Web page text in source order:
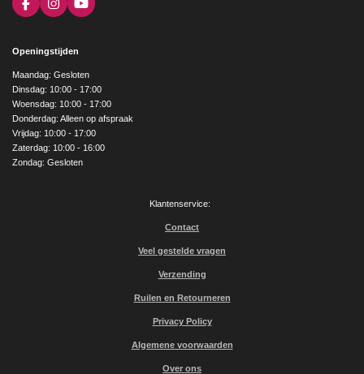
F
a
b
o
k
I
n
a
g
r
a
m
Y
o
e
Openingstijden
Maandag: Gesloten
Dinsdag: 10:00 - 17:00
Woensdag: 10:00 - 17:00
Donderdag: Alleen op afspraak
Vrijdag: 10:00 - 17:00
Zaterdag: 10:00 - 16:00
Zondag: Gesloten
Klantenservice:
Contact
Veel gestelde vragen
Verzending
Ruilen en Retourneren
Privacy Policy
Algemene voorwaarden
Over ons